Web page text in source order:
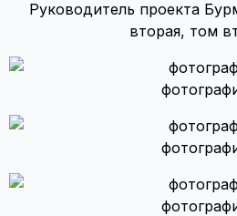
Руководитель проекта
вторая, том